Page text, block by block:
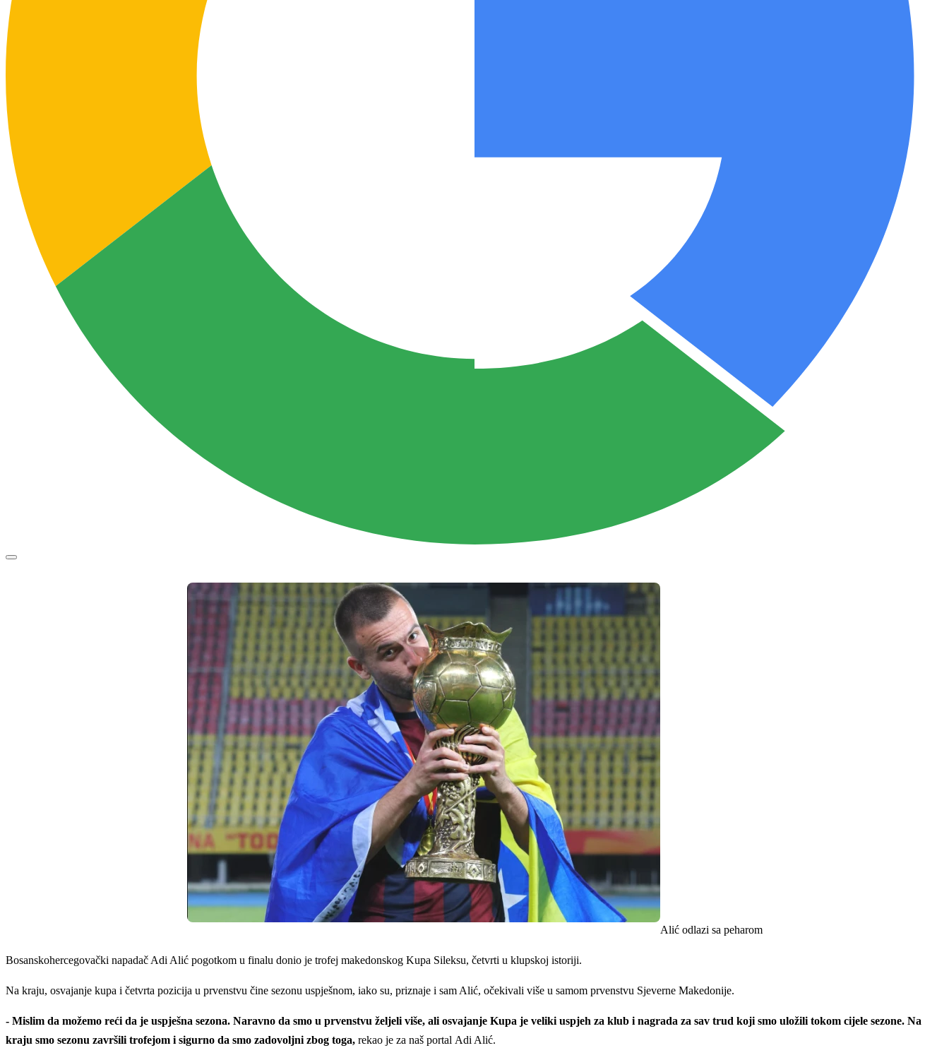
Alić odlazi sa peharom
Bosanskohercegovački napadač Adi Alić pogotkom u finalu donio je trofej makedonskog Kupa Sileksu, četvrti u klupskoj istoriji.
Na kraju, osvajanje kupa i četvrta pozicija u prvenstvu čine sezonu uspješnom, iako su, priznaje i sam Alić, očekivali više u samom prvenstvu Sjeverne Makedonije.
- Mislim da možemo reći da je uspješna sezona. Naravno da smo u prvenstvu željeli više, ali osvajanje Kupa je veliki uspjeh za klub i nagrada za sav trud koji smo uložili tokom cijele sezone. Na
kraju smo sezonu završili trofejom i sigurno da smo zadovoljni zbog toga, rekao je za naš portal Adi Alić.